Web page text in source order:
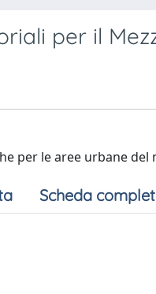
per il
per le aree urbane del
Scheda